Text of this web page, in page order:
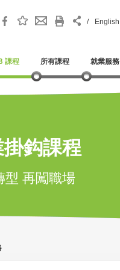
/ English
課程 所有課程 就業服務
鈎課程
型 再闖職場